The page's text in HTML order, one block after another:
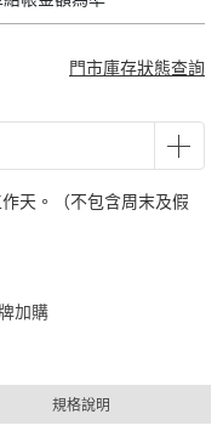
門市庫存狀態查詢
天。（不包含周末及假
加購
規格說明